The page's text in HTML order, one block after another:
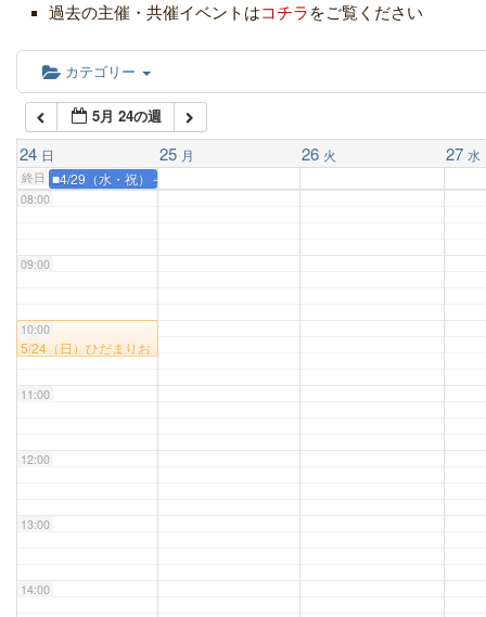
過去の主催・共催イベントはコチラ をご覧ください
カテゴリー
5月 24の週
24 日 25 月 26 火 27 水
終日 ■4/29（水・祝）～5/24（日） 打掛名品展―創業300年の商家の蔵に眠
06:00
07:00
08:00
09:00
10:00
11:00
12:00
13:00
14:00
10:00
5/24（日）ひだまりお